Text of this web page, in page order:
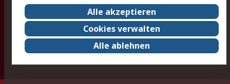
RS weltweit
Karriere bei RS
Nachhaltigkeit
Qualität/Umwelt/ZertifikatePresse-Center
Event-Center
Alle akzeptieren
Cookies verwalten
Alle ablehnen